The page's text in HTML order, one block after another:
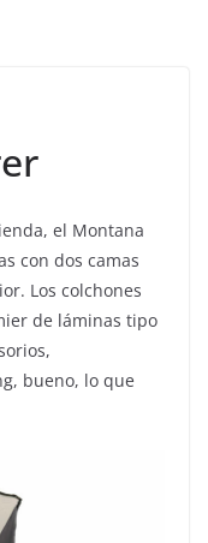
el Montana
con dos camas
Los colchones
de láminas tipo
bueno, lo que